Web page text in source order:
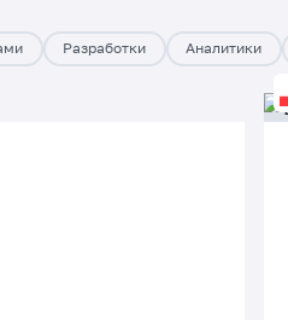
Разработки Аналитики